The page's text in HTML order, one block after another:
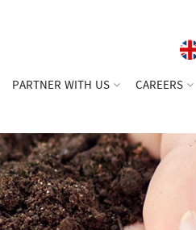
PARTNER WITH US CAREERS